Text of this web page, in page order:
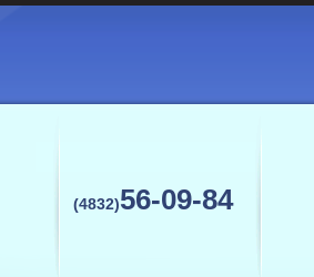
(4832)56-09-84